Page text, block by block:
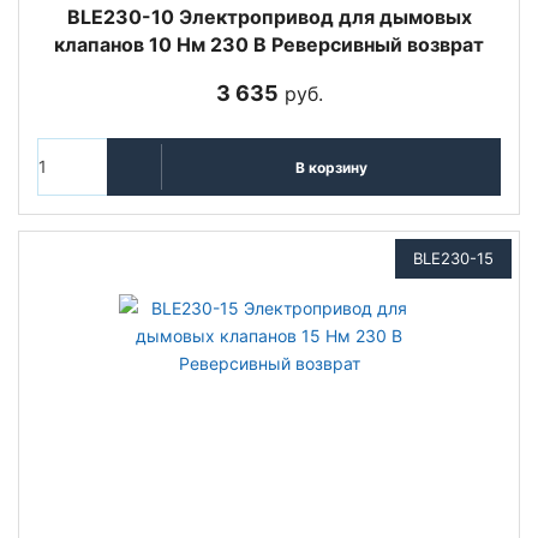
BLE230-10 Электропривод для дымовых
клапанов 10 Нм 230 В Реверсивный возврат
3 635 руб.
В корзину
BLE230-15